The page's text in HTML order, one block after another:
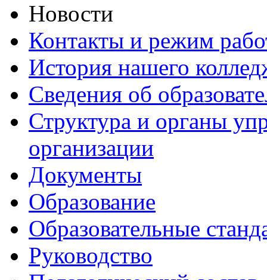
Новости
Контакты и режим
История нашего
Сведения об
Структура и органы
организации
Документы
Образование
Образовательные
Руководство